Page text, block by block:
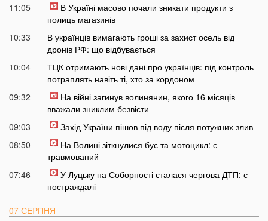
11:05
В Україні масово почали зникати продукти з
полиць магазинів
10:33
В українців вимагають гроші за захист осель від
дронів РФ: що відбувається
10:04
ТЦК отримають нові дані про українців: під контроль
потраплять навіть ті, хто за кордоном
09:32
На війні загинув волинянин, якого 16 місяців
вважали зниклим безвісти
09:03
Захід України пішов під воду після потужних злив
08:50
На Волині зіткнулися бус та мотоцикл: є
травмований
07:46
У Луцьку на Соборності сталася чергова ДТП: є
постраждалі
07 СЕРПНЯ